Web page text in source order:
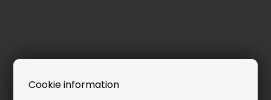
Cookie information